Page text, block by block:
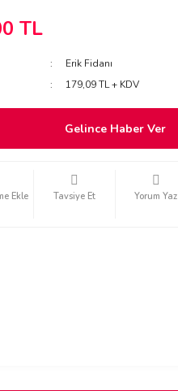
TL
Erik Fidanı
179,09 TL + KDV
Gelince Haber Ver
Tavsiye Et Yorum Yaz